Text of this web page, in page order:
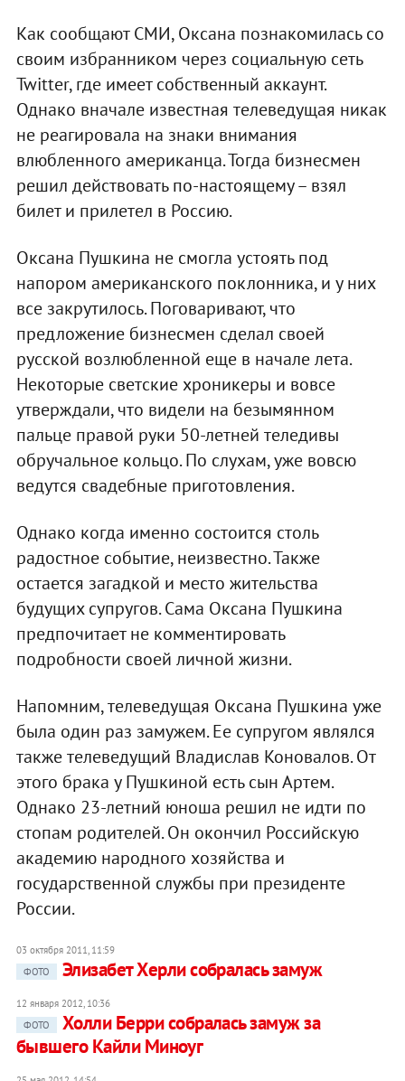
Как сообщают СМИ, Оксана познакомилась со
своим избранником через социальную сеть
Twitter, где имеет собственный аккаунт.
Однако вначале известная телеведущая никак
не реагировала на знаки внимания
влюбленного американца. Тогда бизнесмен
решил действовать по-настоящему – взял
билет и прилетел в Россию.
Оксана Пушкина не смогла устоять под
напором американского поклонника, и у них
все закрутилось. Поговаривают, что
предложение бизнесмен сделал своей
русской возлюбленной еще в начале лета.
Некоторые светские хроникеры и вовсе
утверждали, что видели на безымянном
пальце правой руки 50-летней теледивы
обручальное кольцо. По слухам, уже вовсю
ведутся свадебные приготовления.
Однако когда именно состоится столь
радостное событие, неизвестно. Также
остается загадкой и место жительства
будущих супругов. Сама Оксана Пушкина
предпочитает не комментировать
подробности своей личной жизни.
Напомним, телеведущая Оксана Пушкина уже
была один раз замужем. Ее супругом являлся
также телеведущий Владислав Коновалов. От
этого брака у Пушкиной есть сын Артем.
Однако 23-летний юноша решил не идти по
стопам родителей. Он окончил Российскую
академию народного хозяйства и
государственной службы при президенте
России.
03 октября 2011, 11:59
ФОТО
Элизабет Херли собралась замуж
12 января 2012, 10:36
ФОТО
Холли Берри собралась замуж за
бывшего Кайли Миноуг